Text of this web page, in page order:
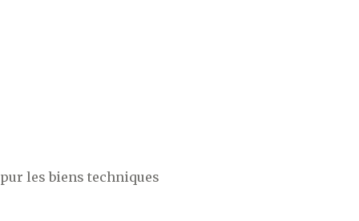
les biens techniques